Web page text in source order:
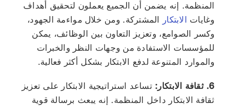
المنظمة. إنه يضمن أن الجميع يعملون لتحقيق أهداف
وغايات
الابتكار
المشتركة. ومن خلال مواءمة الجهود،
وكسر الصوامع، وتعزيز التعاون بين الوظائف، يمكن
للمؤسسات الاستفادة من وجهات النظر والخبرات
والموارد المتنوعة لدفع الابتكار بشكل أكثر فعالية.
6. ثقافة الابتكار:
تساعد استراتيجية الابتكار على تعزيز
ثقافة الابتكار داخل المنظمة. إنه يبعث برسالة قوية